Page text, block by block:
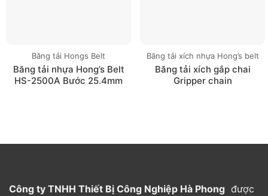
Băng tải Hongs Belt
Băng tải nhựa Hong’s Belt
HS-2500A Bước 25.4mm
Băng tải xích nhựa Hong’s belt
Băng tải xích gắp chai
Gripper chain
Công ty TNHH Thiết Bị Công Nghiệp Hà Phong được